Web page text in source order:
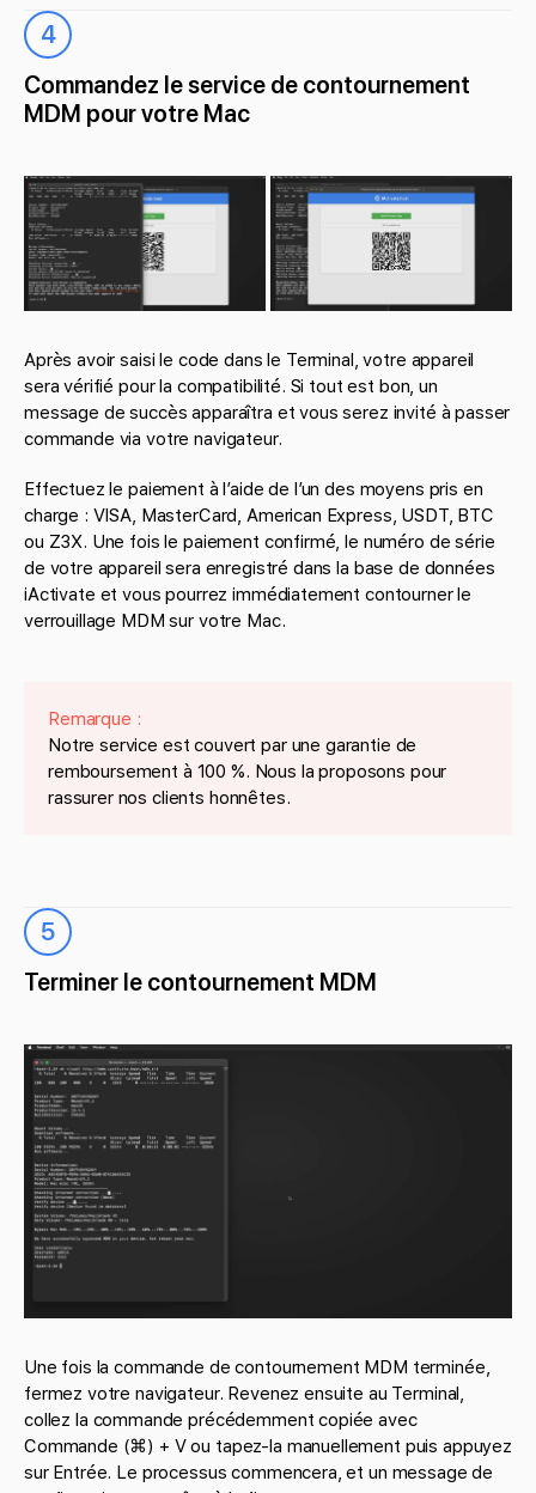
4
Commandez le service de contournement
MDM pour votre Mac
Après avoir saisi le code dans le Terminal, votre appareil
sera vérifié pour la compatibilité. Si tout est bon, un
message de succès apparaîtra et vous serez invité à passer
commande via votre navigateur.
Effectuez le paiement à l’aide de l’un des moyens pris en
charge : VISA, MasterCard, American Express, USDT, BTC
ou Z3X. Une fois le paiement confirmé, le numéro de série
de votre appareil sera enregistré dans la base de données
iActivate et vous pourrez immédiatement contourner le
verrouillage MDM sur votre Mac.
Remarque :
Notre service est couvert par une garantie de
remboursement à 100 %. Nous la proposons pour
rassurer nos clients honnêtes.
5
Terminer le contournement MDM
Une fois la commande de contournement MDM terminée,
fermez votre navigateur. Revenez ensuite au Terminal,
collez la commande précédemment copiée avec
Commande (⌘) + V ou tapez-la manuellement puis appuyez
sur Entrée. Le processus commencera, et un message de